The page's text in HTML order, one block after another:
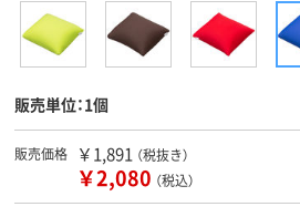
販売単位：1個
販売価格 ￥1,891 （税抜き）
￥2,080 （税込）